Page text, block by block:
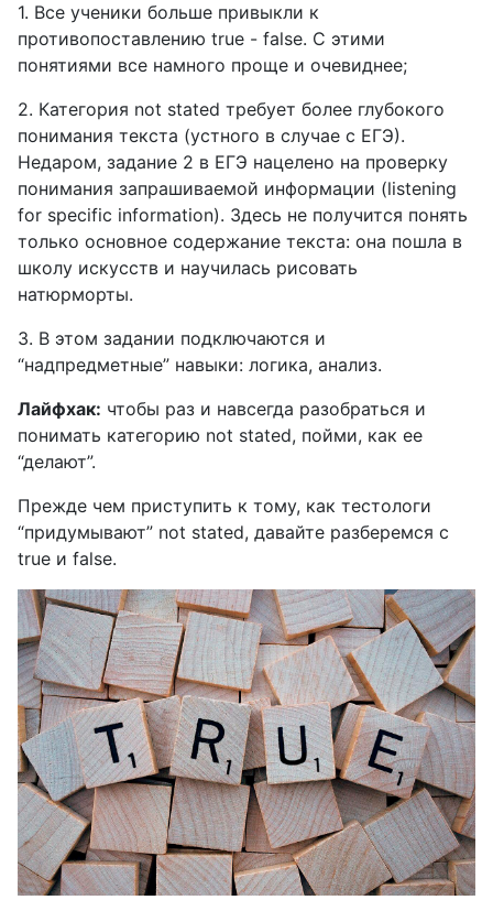
1. Все ученики больше привыкли к
противопоставлению true - false. С этими
понятиями все намного проще и очевиднее;
2. Категория not stated требует более глубокого
понимания текста (устного в случае с ЕГЭ).
Недаром, задание 2 в ЕГЭ нацелено на проверку
понимания запрашиваемой информации (listening
for specific information). Здесь не получится понять
только основное содержание текста: она пошла в
школу искусств и научилась рисовать
натюрморты.
3. В этом задании подключаются и
“надпредметные” навыки: логика, анализ.
Лайфхак: чтобы раз и навсегда разобраться и
понимать категорию not stated, пойми, как ее
“делают”.
Прежде чем приступить к тому, как тестологи
“придумывают” not stated, давайте разберемся с
true и false.